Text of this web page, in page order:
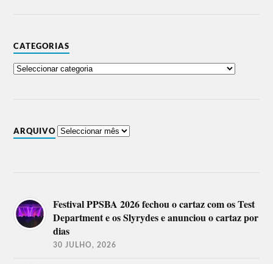
CATEGORIAS
ARQUIVO
Festival PPSBA 2026 fechou o cartaz com os Test
Department e os Slyrydes e anunciou o cartaz por
dias
30 JULHO, 2026